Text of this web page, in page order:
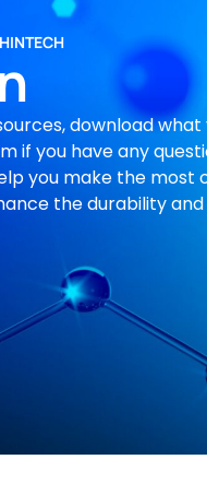
download what
if you have any
you make the most
the durability